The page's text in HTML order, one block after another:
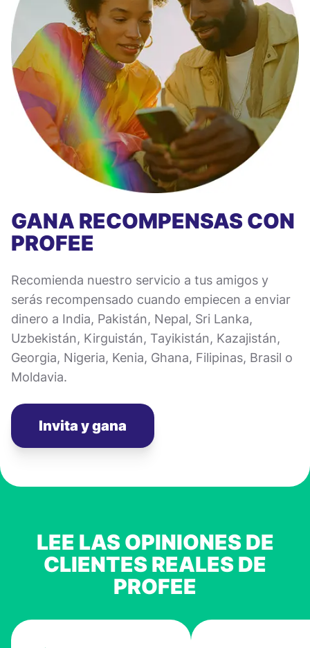
GANA RECOMPENSAS CON
PROFEE
Recomienda nuestro servicio a tus amigos y
serás recompensado cuando empiecen a enviar
dinero a India, Pakistán, Nepal, Sri Lanka,
Uzbekistán, Kirguistán, Tayikistán, Kazajistán,
Georgia, Nigeria, Kenia, Ghana, Filipinas, Brasil o
Moldavia.
Invita y gana
LEE LAS OPINIONES DE
CLIENTES REALES DE
PROFEE